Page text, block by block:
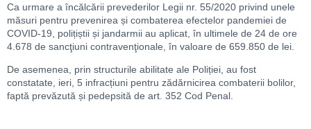
Ca urmare a încălcării prevederilor Legii nr. 55/2020 privind unele
măsuri pentru prevenirea și combaterea efectelor pandemiei de
COVID-19, polițiștii și jandarmii au aplicat, în ultimele de 24 de ore
4.678 de sancţiuni contravenţionale, în valoare de 659.850 de lei.
De asemenea, prin structurile abilitate ale Poliției, au fost
constatate, ieri, 5 infracțiuni pentru zădărnicirea combaterii bolilor,
faptă prevăzută și pedepsită de art. 352 Cod Penal.